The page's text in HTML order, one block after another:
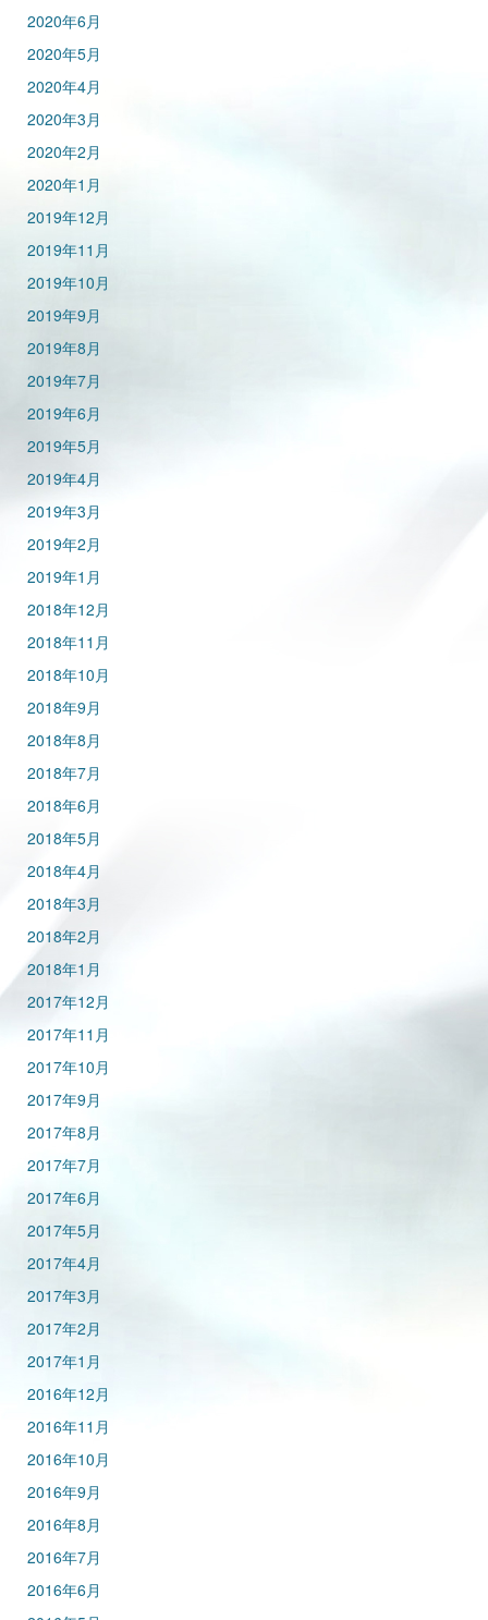
2020年6月
2020年5月
2020年4月
2020年3月
2020年2月
2020年1月
2019年12月
2019年11月
2019年10月
2019年9月
2019年8月
2019年7月
2019年6月
2019年5月
2019年4月
2019年3月
2019年2月
2019年1月
2018年12月
2018年11月
2018年10月
2018年9月
2018年8月
2018年7月
2018年6月
2018年5月
2018年4月
2018年3月
2018年2月
2018年1月
2017年12月
2017年11月
2017年10月
2017年9月
2017年8月
2017年7月
2017年6月
2017年5月
2017年4月
2017年3月
2017年2月
2017年1月
2016年12月
2016年11月
2016年10月
2016年9月
2016年8月
2016年7月
2016年6月